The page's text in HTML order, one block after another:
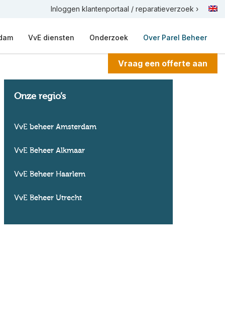
Inloggen klantenportaal / reparatieverzoek ›
VvE diensten Onderzoek Over Parel Beheer
Vraag een offerte aan
Onze regio’s
VvE beheer Amsterdam
VvE Beheer Alkmaar
VvE Beheer Haarlem
VvE Beheer Utrecht